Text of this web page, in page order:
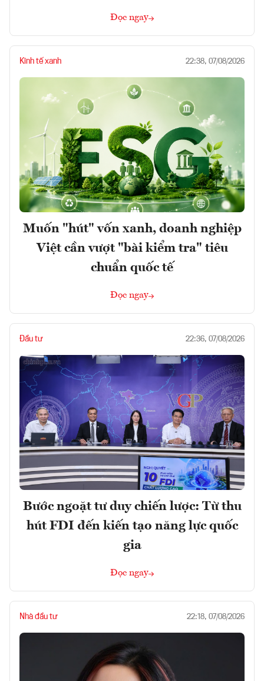
Đọc ngay
Kinh tế xanh 22:38, 07/08/2026
Muốn "hút" vốn xanh, doanh nghiệp
Việt cần vượt "bài kiểm tra" tiêu
chuẩn quốc tế
Đọc ngay
Đầu tư 22:36, 07/08/2026
Bước ngoặt tư duy chiến lược: Từ thu
hút FDI đến kiến tạo năng lực quốc
gia
Đọc ngay
Nhà đầu tư 22:18, 07/08/2026